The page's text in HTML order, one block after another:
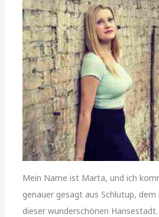
Mein Name ist Marta, und ich
genauer gesagt aus Schlutup,
dieser wunderschönen